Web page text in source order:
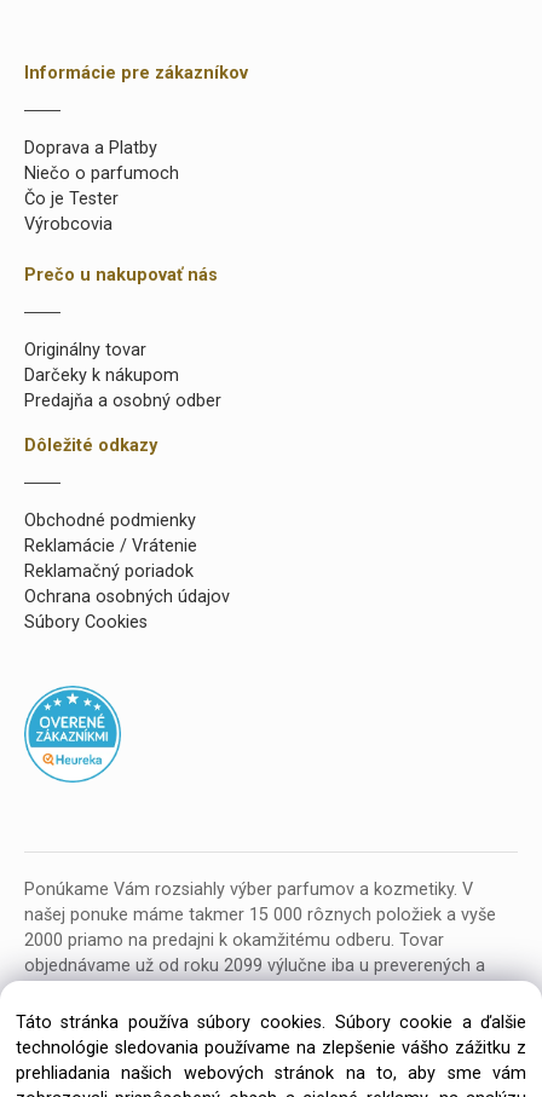
Informácie pre zákazníkov
Doprava a Platby
Niečo o parfumoch
Čo je Tester
Výrobcovia
Prečo u nakupovať nás
Originálny tovar
Darčeky k nákupom
Predajňa a osobný odber
Dôležité odkazy
Obchodné podmienky
Reklamácie / Vrátenie
Reklamačný poriadok
Ochrana osobných údajov
Súbory Cookies
Ponúkame Vám rozsiahly výber parfumov a kozmetiky. V
našej ponuke máme takmer 15 000 rôznych položiek a vyše
2000 priamo na predajni k okamžitému odberu. Tovar
objednávame už od roku 2099 výlučne iba u preverených a
Táto stránka používa súbory cookies. Súbory cookie a ďalšie
technológie sledovania používame na zlepšenie vášho zážitku z
prehliadania našich webových stránok na to, aby sme vám